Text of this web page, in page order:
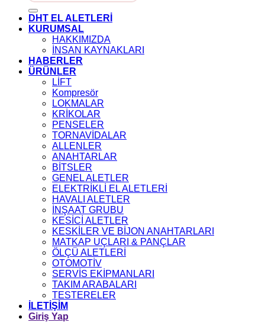
DHT EL ALETLERİ
KURUMSAL
HAKKIMIZDA
İNSAN KAYNAKLARI
HABERLER
ÜRÜNLER
LİFT
Kompresör
LOKMALAR
KRİKOLAR
PENSELER
TORNAVİDALAR
ALLENLER
ANAHTARLAR
BİTSLER
GENEL ALETLER
ELEKTRİKLİ EL ALETLERİ
HAVALI ALETLER
İNŞAAT GRUBU
KESİCİ ALETLER
KESKİLER VE BİJON ANAHTARLARI
MATKAP UÇLARI & PANÇLAR
ÖLÇÜ ALETLERİ
OTOMOTİV
SERVİS EKİPMANLARI
TAKIM ARABALARI
TESTERELER
İLETİŞİM
Giriş Yap